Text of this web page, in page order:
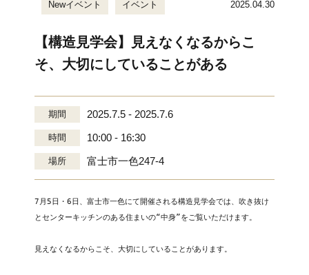
Newイベント イベント 2025.04.30
【構造見学会】見えなくなるからこ
そ、大切にしていることがある
期間 2025.7.5 - 2025.7.6
時間 10:00 - 16:30
場所 富士市一色247-4
7月5日・6日、富士市一色にて開催される構造見学会では、吹き抜け
とセンターキッチンのある住まいの“中身”をご覧いただけます。
見えなくなるからこそ、大切にしていることがあります。